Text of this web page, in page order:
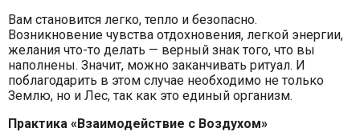
Вам становится легко, тепло и безопасно.
Возникновение чувства отдохновения, легкой энергии,
желания что-то делать — верный знак того, что вы
наполнены. Значит, можно заканчивать ритуал. И
поблагодарить в этом случае необходимо не только
Землю, но и Лес, так как это единый организм.
Практика «Взаимодействие с Воздухом»